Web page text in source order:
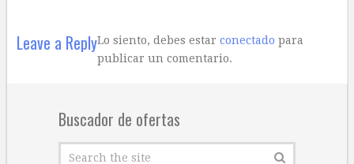
Leave a ReplyLo siento, debes estar conectado para
publicar un comentario.
Buscador de ofertas